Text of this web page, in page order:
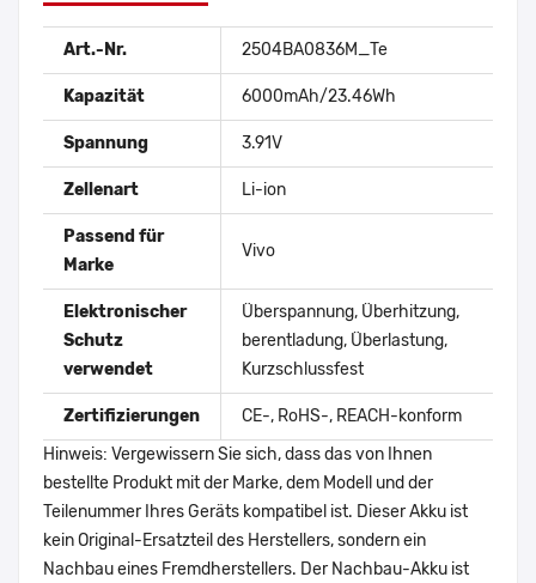
Art.-Nr. 2504BA0836M_Te
Kapazität 6000mAh/23.46Wh
Spannung 3.91V
Zellenart Li-ion
Passend für
Marke
Vivo
Elektronischer
Schutz
verwendet
Überspannung, Überhitzung,
berentladung, Überlastung,
Kurzschlussfest
Zertifizierungen
CE-, RoHS-, REACH-konform
Hinweis: Vergewissern Sie sich, dass das von Ihnen
bestellte Produkt mit der Marke, dem Modell und der
Teilenummer Ihres Geräts kompatibel ist. Dieser Akku ist
kein Original-Ersatzteil des Herstellers, sondern ein
Nachbau eines Fremdherstellers. Der Nachbau-Akku ist